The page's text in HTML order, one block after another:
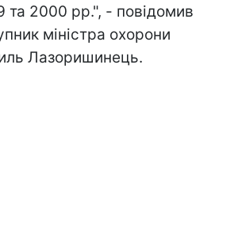
та 2000 рр.", - повідомив
міністра охорони
Лазоришинець.